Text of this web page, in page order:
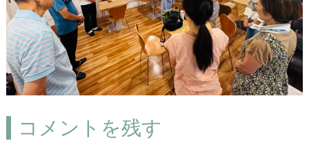
コメントを残す